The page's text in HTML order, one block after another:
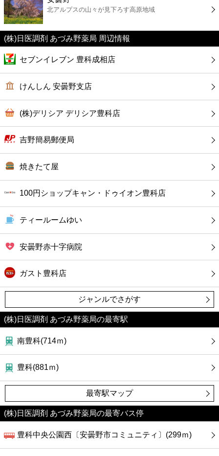
カフェ
ショッピング
銀行
公共
病院
ホテル
北アルプスの山々が見下ろす高原地域
(株)日医調剤 あづみ野薬局 周辺情報
セブンイレブン 豊科成相店
けんしん 安曇野支店
(株)デリシア デリシア豊科店
吉野簡易郵便局
焼きたて屋
100円ショップキャン・ドゥイオン豊科店
ティールームゆい
安曇野赤十字病院
ガスト豊科店
ジャンルでさがす
(株)日医調剤 あづみ野薬局の最寄駅
南豊科(714ｍ)
豊科(881ｍ)
最寄駅マップ
(株)日医調剤 あづみ野薬局の最寄バス停
豊科中央公園西〔安曇野市コミュニティ〕(299ｍ)